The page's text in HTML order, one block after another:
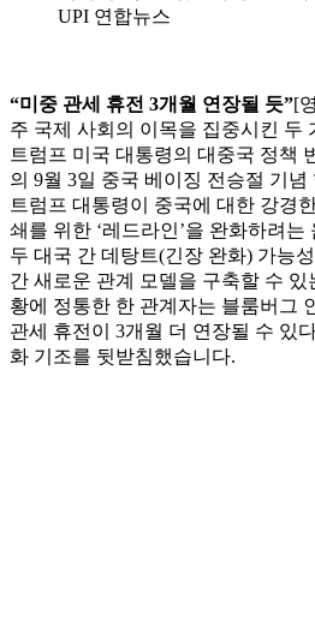
UPI 연합뉴스
“미중 관세 휴전 3개월 연장될 듯”[
주 국제 사회의 이목을 집중시킨 두
트럼프 미국 대통령의 대중국 정책
의 9월 3일 중국 베이징 전승절 기
트럼프 대통령이 중국에 대한 강경
쇄를 위한 ‘레드라인’을 완화하려는
두 대국 간 데탕트(긴장 완화) 가능
간 새로운 관계 모델을 구축할 수
황에 정통한 한 관계자는 블룸버그
관세 휴전이 3개월 더 연장될 수 있
화 기조를 뒷받침했습니다.